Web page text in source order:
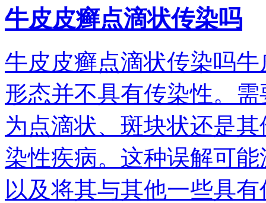
牛皮皮癣点滴状传染吗
牛皮皮癣点滴状传染吗
形态并不具有传染性。
为点滴状、斑块状还是
染性疾病。这种误解可
以及将其与其他一些具